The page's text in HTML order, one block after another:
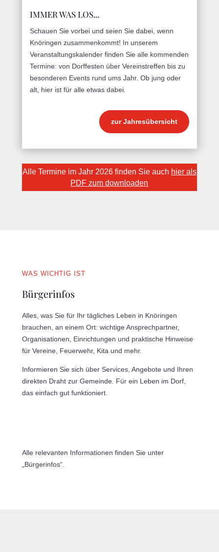
IMMER WAS LOS...
Schauen Sie vorbei und seien Sie dabei, wenn
Knöringen zusammenkommt! In unserem
Veranstaltungskalender finden Sie alle kommenden
Termine: von Dorffesten über Vereinstreffen bis zu
besonderen Events rund ums Jahr. Ob jung oder
alt, hier ist für alle etwas dabei.
zur Jahresübersicht
Alle Termine im Jahr 2026 finden Sie auch hier als
PDF zum downloaden
WAS WICHTIG IST
Bürgerinfos
Alles, was Sie für Ihr tägliches Leben in Knöringen
brauchen, an einem Ort: wichtige Ansprechpartner,
Organisationen, Einrichtungen und praktische Hinweise
für Vereine, Feuerwehr, Kita und mehr.
Informieren Sie sich über Services, Angebote und Ihren
direkten Draht zur Gemeinde. Für ein Leben im Dorf,
das einfach gut funktioniert.
Alle relevanten Informationen finden Sie unter
„Bürgerinfos“.